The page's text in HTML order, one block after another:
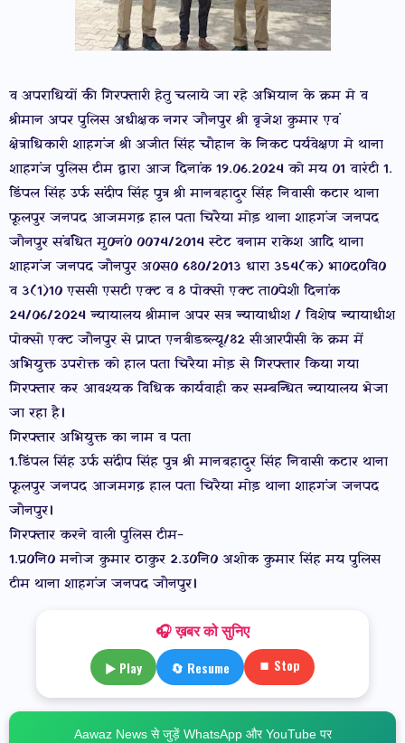
व अपराधियों की गिरफ्तारी हेतु चलाये जा रहे अभियान के क्रम मे व
श्रीमान अपर पुलिस अधीक्षक नगर जौनपुर श्री बृजेश कुमार एवं
क्षेत्राधिकारी शाहगंज श्री अजीत सिंह चौहान के निकट पर्यवेक्षण मे थाना
शाहगंज पुलिस टीम द्वारा आज दिनांक 19.06.2024 को मय 01 वारंटी 1.
डिंपल सिंह उर्फ संदीप सिंह पुत्र श्री मानबहादुर सिंह निवासी कटार थाना
फूलपुर जनपद आजमगढ़ हाल पता चिरैया मोड़ थाना शाहगंज जनपद
जौनपुर संबंधित मु0नं0 0074/2014 स्टेट बनाम राकेश आदि थाना
शाहगंज जनपद जौनपुर अ0स0 680/2013 धारा 354(क) भा0द0वि0
व 3(1)10 एससी एसटी एक्ट व 8 पोक्सो एक्ट ता0पेशी दिनांक
24/06/2024 न्यायालय श्रीमान अपर सत्र न्यायाधीश / विशेष न्यायाधीश
पोक्सो एक्ट जौनपुर से प्राप्त एनबीडब्ल्यू/82 सीआरपीसी के क्रम में
अभियुक्त उपरोक्त को हाल पता चिरैया मोड़ से गिरफ्तार किया गया
गिरफ्तार कर आवश्यक विधिक कार्यवाही कर सम्बन्धित न्यायालय भेजा
जा रहा है।
गिरफ्तार अभियुक्त का नाम व पता
1.डिंपल सिंह उर्फ संदीप सिंह पुत्र श्री मानबहादुर सिंह निवासी कटार थाना
फूलपुर जनपद आजमगढ़ हाल पता चिरैया मोड़ थाना शाहगंज जनपद
जौनपुर।
गिरफ्तार करने वाली पुलिस टीम-
1.प्र0नि0 मनोज कुमार ठाकुर 2.उ0नि0 अशोक कुमार सिंह मय पुलिस
टीम थाना शाहगंज जनपद जौनपुर।
🎧 ख़बर को सुनिए
▶ Play 🔄 Resume ⏹ Stop
Aawaz News से जुड़ें WhatsApp और YouTube पर